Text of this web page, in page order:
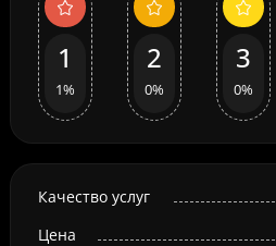
1
1%
2
0%
3
0%
Качество услуг
Цена